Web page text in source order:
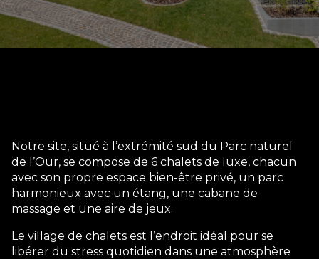
Notre site, situé à l’extrémité sud du Parc naturel
de l’Our, se compose de 6 chalets de luxe, chacun
avec son propre espace bien-être privé, un parc
harmonieux avec un étang, une cabane de
massage et une aire de jeux.
Le village de chalets est l’endroit idéal pour se
libérer du stress quotidien dans une atmosphère